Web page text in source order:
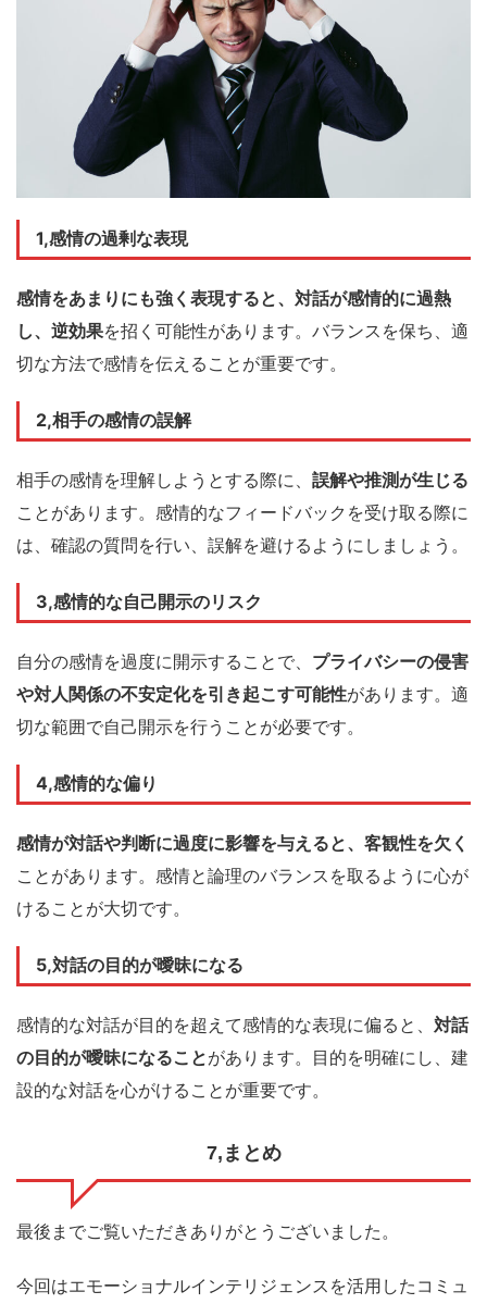
1,感情の過剰な表現
感情をあまりにも強く表現すると、対話が感情的に過熱
し、逆効果を招く可能性があります。バランスを保ち、適
切な方法で感情を伝えることが重要です。
2,相手の感情の誤解
相手の感情を理解しようとする際に、 誤解や推測が生じる
ことがあります。感情的なフィードバックを受け取る際に
は、確認の質問を行い、誤解を避けるようにしましょう。
3,感情的な自己開示のリスク
自分の感情を過度に開示することで、 プライバシーの侵害
や対人関係の不安定化を引き起こす可能性があります。適
切な範囲で自己開示を行うことが必要です。
4,感情的な偏り
感情が対話や判断に過度に影響を与えると、客観性を欠く
ことがあります。感情と論理のバランスを取るように心が
けることが大切です。
5,対話の目的が曖昧になる
感情的な対話が目的を超えて感情的な表現に偏ると、 対話
の目的が曖昧になることがあります。目的を明確にし、建
設的な対話を心がけることが重要です。
7,まとめ
最後までご覧いただきありがとうございました。
今回はエモーショナルインテリジェンスを活用したコミュ